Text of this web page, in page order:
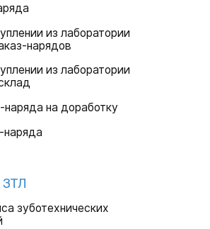
из лаборатории
нарядов
из лаборатории
наряда на доработку
наряда
ЗТЛ
зуботехнических